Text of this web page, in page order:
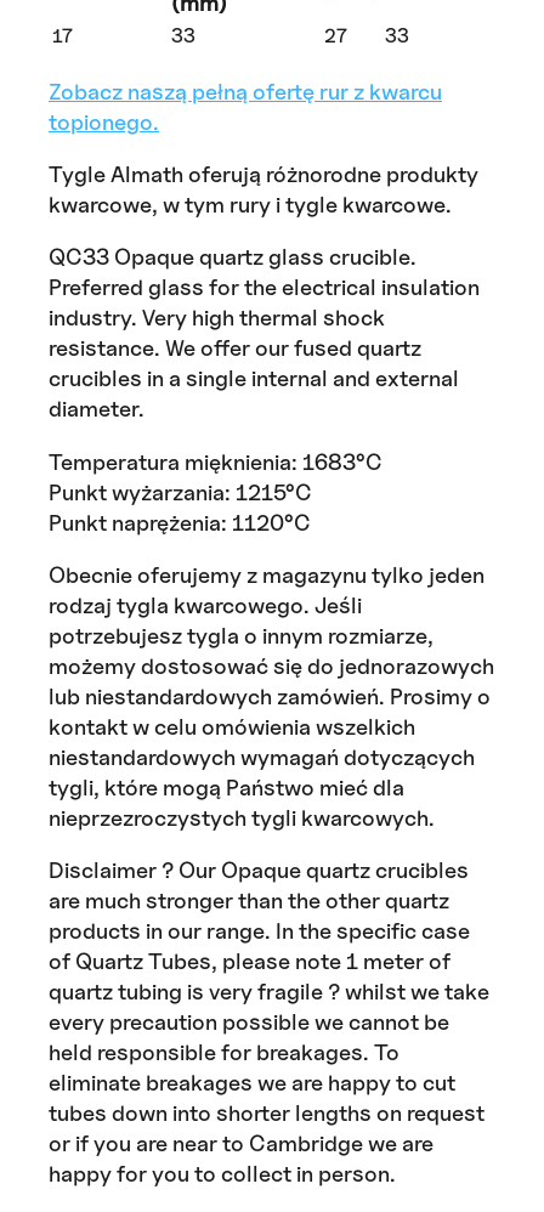
17 33 27 33
Zobacz naszą pełną ofertę rur z kwarcu
topionego.
Tygle Almath oferują różnorodne produkty
kwarcowe, w tym rury i tygle kwarcowe.
QC33 Opaque quartz glass crucible.
Preferred glass for the electrical insulation
industry. Very high thermal shock
resistance. We offer our fused quartz
crucibles in a single internal and external
diameter.
Temperatura mięknienia: 1683°C
Punkt wyżarzania: 1215°C
Punkt naprężenia: 1120°C
Obecnie oferujemy z magazynu tylko jeden
rodzaj tygla kwarcowego. Jeśli
potrzebujesz tygla o innym rozmiarze,
możemy dostosować się do jednorazowych
lub niestandardowych zamówień. Prosimy o
kontakt w celu omówienia wszelkich
niestandardowych wymagań dotyczących
tygli, które mogą Państwo mieć dla
nieprzezroczystych tygli kwarcowych.
Disclaimer ? Our Opaque quartz crucibles
are much stronger than the other quartz
products in our range. In the specific case
of Quartz Tubes, please note 1 meter of
quartz tubing is very fragile ? whilst we take
every precaution possible we cannot be
held responsible for breakages. To
eliminate breakages we are happy to cut
tubes down into shorter lengths on request
or if you are near to Cambridge we are
happy for you to collect in person.